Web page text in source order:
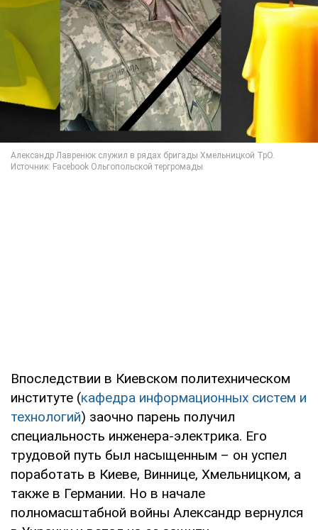
Впоследствии в Киевском политехническом
институте (кафедра информационных систем и
технологий) заочно парень получил
специальность инженера-электрика. Его
трудовой путь был насыщенным – он успел
поработать в Киеве, Виннице, Хмельницком, а
также в Германии. Но в начале
полномасштабной войны Александр вернулся